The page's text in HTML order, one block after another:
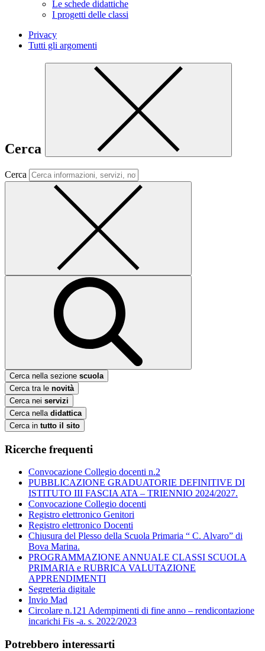
Le schede didattiche
I progetti delle classi
Privacy
Tutti gli argomenti
Cerca
Cerca
Cerca nella sezione scuola
Cerca tra le novità
Cerca nei servizi
Cerca nella didattica
Cerca in tutto il sito
Ricerche frequenti
Convocazione Collegio docenti n.2
PUBBLICAZIONE GRADUATORIE DEFINITIVE DI
ISTITUTO III FASCIA ATA – TRIENNIO 2024/2027.
Convocazione Collegio docenti
Registro elettronico Genitori
Registro elettronico Docenti
Chiusura del Plesso della Scuola Primaria “ C. Alvaro” di
Bova Marina.
PROGRAMMAZIONE ANNUALE CLASSI SCUOLA
PRIMARIA e RUBRICA VALUTAZIONE
APPRENDIMENTI
Segreteria digitale
Invio Mad
Circolare n.121 Adempimenti di fine anno – rendicontazione
incarichi Fis -a. s. 2022/2023
Potrebbero interessarti